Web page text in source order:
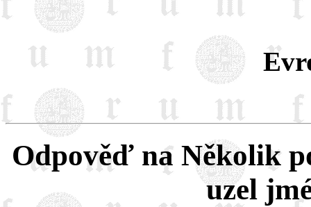
Odpověď na Několik
uzel